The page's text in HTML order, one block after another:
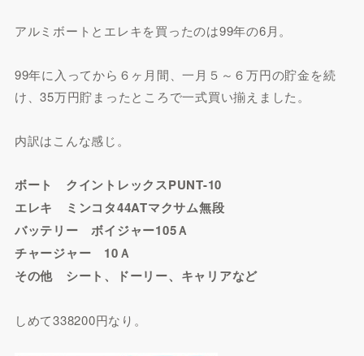
アルミボートとエレキを買ったのは99年の6月。
99年に入ってから６ヶ月間、一月５～６万円の貯金を続
け、35万円貯まったところで一式買い揃えました。
内訳はこんな感じ。
ボート クイントレックスPUNT-10
エレキ ミンコタ44ATマクサム無段
バッテリー ボイジャー105Ａ
チャージャー 10Ａ
その他 シート、ドーリー、キャリアなど
しめて338200円なり。